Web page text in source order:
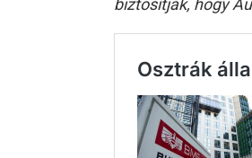
biztosítják, hogy